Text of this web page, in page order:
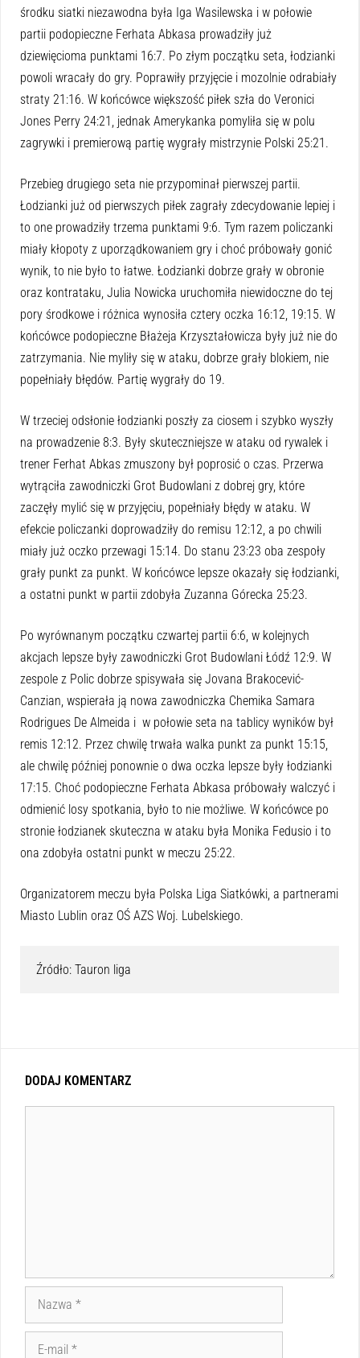
środku siatki niezawodna była Iga Wasilewska i w połowie
partii podopieczne Ferhata Abkasa prowadziły już
dziewięcioma punktami 16:7. Po złym początku seta, łodzianki
powoli wracały do gry. Poprawiły przyjęcie i mozolnie odrabiały
straty 21:16. W końcówce większość piłek szła do Veronici
Jones Perry 24:21, jednak Amerykanka pomyliła się w polu
zagrywki i premierową partię wygrały mistrzynie Polski 25:21.
Przebieg drugiego seta nie przypominał pierwszej partii.
Łodzianki już od pierwszych piłek zagrały zdecydowanie lepiej i
to one prowadziły trzema punktami 9:6. Tym razem policzanki
miały kłopoty z uporządkowaniem gry i choć próbowały gonić
wynik, to nie było to łatwe. Łodzianki dobrze grały w obronie
oraz kontrataku, Julia Nowicka uruchomiła niewidoczne do tej
pory środkowe i różnica wynosiła cztery oczka 16:12, 19:15. W
końcówce podopieczne Błażeja Krzyształowicza były już nie do
zatrzymania. Nie myliły się w ataku, dobrze grały blokiem, nie
popełniały błędów. Partię wygrały do 19.
W trzeciej odsłonie łodzianki poszły za ciosem i szybko wyszły
na prowadzenie 8:3. Były skuteczniejsze w ataku od rywalek i
trener Ferhat Abkas zmuszony był poprosić o czas. Przerwa
wytrąciła zawodniczki Grot Budowlani z dobrej gry, które
zaczęły mylić się w przyjęciu, popełniały błędy w ataku. W
efekcie policzanki doprowadziły do remisu 12:12, a po chwili
miały już oczko przewagi 15:14. Do stanu 23:23 oba zespoły
grały punkt za punkt. W końcówce lepsze okazały się łodzianki,
a ostatni punkt w partii zdobyła Zuzanna Górecka 25:23.
Po wyrównanym początku czwartej partii 6:6, w kolejnych
akcjach lepsze były zawodniczki Grot Budowlani Łódź 12:9. W
zespole z Polic dobrze spisywała się Jovana Brakocević-
Canzian, wspierała ją nowa zawodniczka Chemika Samara
Rodrigues De Almeida i w połowie seta na tablicy wyników był
remis 12:12. Przez chwilę trwała walka punkt za punkt 15:15,
ale chwilę później ponownie o dwa oczka lepsze były łodzianki
17:15. Choć podopieczne Ferhata Abkasa próbowały walczyć i
odmienić losy spotkania, było to nie możliwe. W końcówce po
stronie łodzianek skuteczna w ataku była Monika Fedusio i to
ona zdobyła ostatni punkt w meczu 25:22.
Organizatorem meczu była Polska Liga Siatkówki, a partnerami
Miasto Lublin oraz OŚ AZS Woj. Lubelskiego.
Źródło: Tauron liga
DODAJ KOMENTARZ